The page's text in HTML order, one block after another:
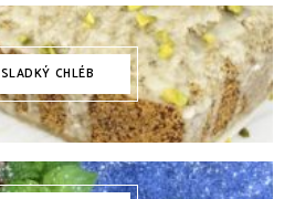
SLADKÝ CHLÉB